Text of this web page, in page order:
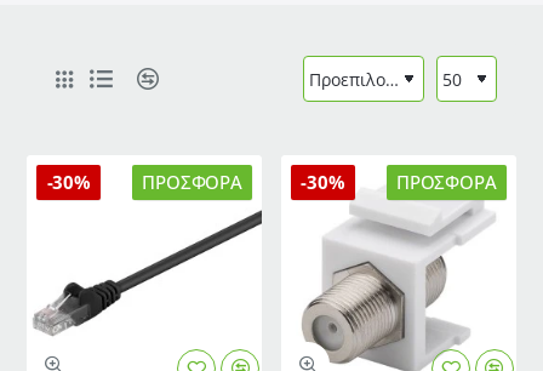
ΠΡΟΣΦΟΡΆ
-30% ΠΡΟΣΦΟΡΆ
-30%